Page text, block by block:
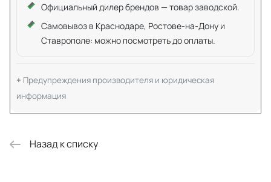
Официальный дилер брендов — товар заводской.
Самовывоз в Краснодаре, Ростове-на-Дону и
Ставрополе: можно посмотреть до оплаты.
Предупреждения производителя и юридическая
информация
Назад к списку